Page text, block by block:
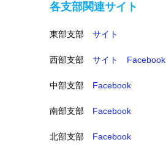
各支部関連サイト
東部支部 サイト
西部支部 サイト Facebook
中部支部 Facebook
南部支部 Facebook
北部支部 Facebook